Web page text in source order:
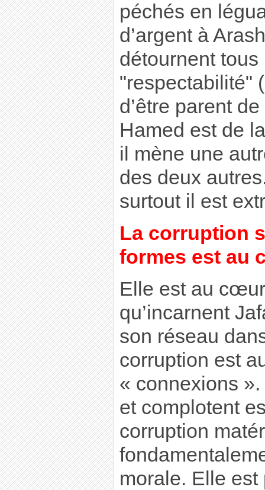
péchés en
d’argent à
détournent
"respectabilité"
d’être parent
Hamed est de
il mène une
des deux
surtout il est
La corruption
formes est au
Elle est au
qu’incarnent
son réseau
corruption est
« connexions ».
et complotent
corruption
morale. Elle